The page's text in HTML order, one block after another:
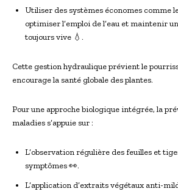
Utiliser des systèmes économes comme
optimiser l’emploi de l’eau et maintenir
toujours vive 💧.
Cette gestion hydraulique prévient le
encourage la santé globale des plantes.
Pour une approche biologique intégrée, la
maladies s’appuie sur :
L’observation régulière des feuilles et
symptômes 👀.
L’application d’extraits végétaux anti-